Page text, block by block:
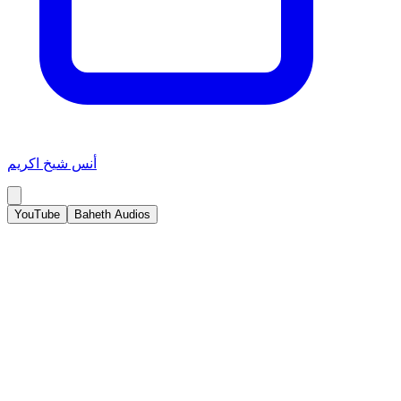
أنس شيخ اكريم
YouTube Baheth Audios